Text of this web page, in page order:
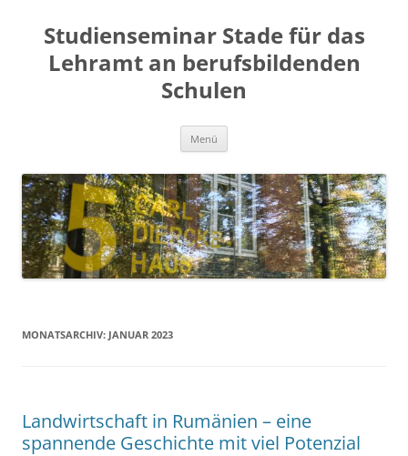
springen
Studienseminar Stade für das
Lehramt an berufsbildenden
Schulen
Menü
MONATSARCHIV: JANUAR 2023
Landwirtschaft in Rumänien – eine
spannende Geschichte mit viel Potenzial